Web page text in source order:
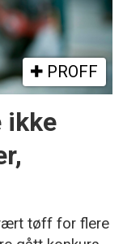
PROFF
ikke
tøff for flere